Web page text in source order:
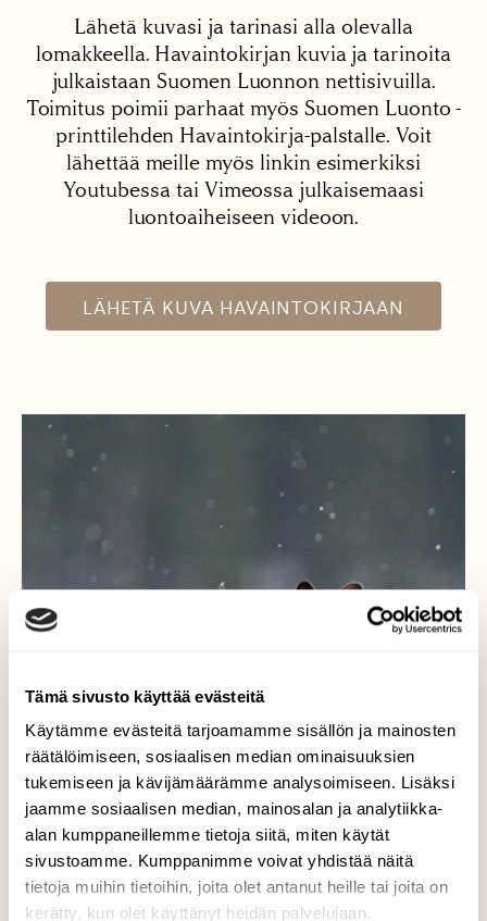
Tämä sivusto käyttää evästeitä
Käytämme evästeitä tarjoamamme sisällön ja mainosten
räätälöimiseen, sosiaalisen median ominaisuuksien
tukemiseen ja kävijämäärämme analysoimiseen. Lisäksi
jaamme sosiaalisen median, mainosalan ja analytiikka-
alan kumppaneillemme tietoja siitä, miten käytät
sivustoamme. Kumppanimme voivat yhdistää näitä
tietoja muihin tietoihin, joita olet antanut heille tai joita on
kerätty, kun olet käyttänyt heidän palvelujaan.
Lähetä kuvasi ja tarinasi alla olevalla
lomakkeella. Havaintokirjan kuvia ja tarinoita
julkaistaan Suomen Luonnon nettisivuilla.
Toimitus poimii parhaat myös Suomen Luonto -
printtilehden Havaintokirja-palstalle. Voit
lähettää meille myös linkin esimerkiksi
Youtubessa tai Vimeossa julkaisemaasi
luontoaiheiseen videoon.
LÄHETÄ KUVA HAVAINTOKIRJAAN